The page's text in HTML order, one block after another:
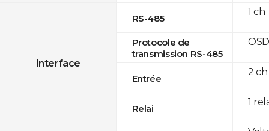
Interface
RS-485
Protocole de
transmission RS-485
Entrée
Relai
1 ch
2 ch
1